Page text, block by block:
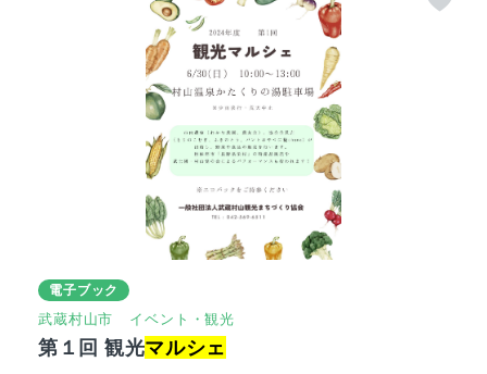
電子ブック
武蔵村山市 イベント・観光
第１回 観光マルシェ